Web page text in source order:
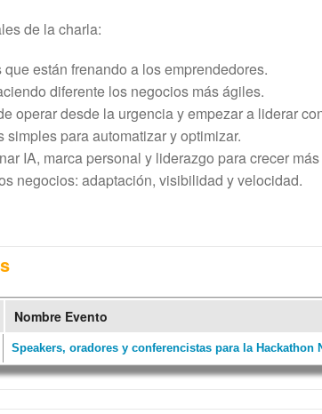
de la charla:
que están frenando a los emprendedores.
diferente los negocios más ágiles.
operar desde la urgencia y empezar a liderar
simples para automatizar y optimizar.
IA, marca personal y liderazgo para crecer
negocios: adaptación, visibilidad y velocidad.
Nombre Evento
Speakers, oradores y conferencistas para la Hackathon